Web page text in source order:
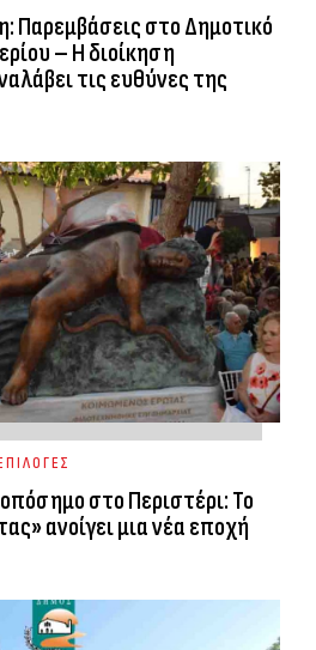
Παρεμβάσεις στο Δημοτικό
– Η διοίκηση
τις ευθύνες της
στο Περιστέρι: Το
ανοίγει μια νέα εποχή